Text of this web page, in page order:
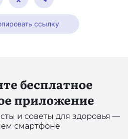
ссылку
бесплатное
приложение
и советы для здоровья —
смартфоне